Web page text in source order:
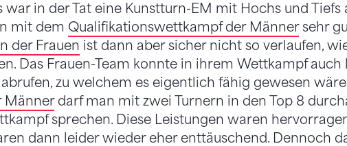
war in der Tat eine Kunstturn-EM mit Hochs und Tiefs
mit dem Qualifikationswettkampf der Männersehr
der Frauen ist dann aber sicher nicht so verlaufen,
Das Frauen-Team konnte in ihrem Wettkampf auch
zu welchem es eigentlich fähig gewesen
Männerdarf man mit zwei Turnern in den Top 8
sprechen. Diese Leistungen waren
dann leider wieder eher enttäuschend. Dennoch